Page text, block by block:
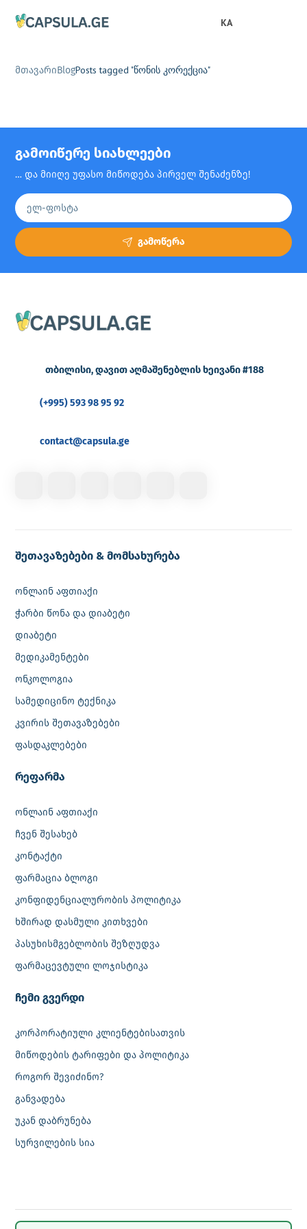
KA
მთავარიBlogPosts tagged "წონის კორექცია"
გამოიწერე სიახლეები
… და მიიღე უფასო მიწოდება პირველ შენაძენზე!
გამოწერა
თბილისი, დავით აღმაშენებლის ხეივანი #188
(+995) 593 98 95 92
contact@capsula.ge
შეთავაზებები & მომსახურება
ონლაინ აფთიაქი
ჭარბი წონა და დიაბეტი
დიაბეტი
მედიკამენტები
ონკოლოგია
სამედიცინო ტექნიკა
კვირის შეთავაზებები
ფასდაკლებები
რეფარმა
ონლაინ აფთიაქი
ჩვენ შესახებ
კონტაქტი
ფარმაცია ბლოგი
კონფიდენციალურობის პოლიტიკა
ხშირად დასმული კითხვები
პასუხისმგებლობის შეზღუდვა
ფარმაცევტული ლოჯისტიკა
‎ჩემი გვერდი
კორპორატიული კლიენტებისათვის
მიწოდების ტარიფები და პოლიტიკა
როგორ შევიძინო?
განვადება
უკან დაბრუნება
სურვილების სია